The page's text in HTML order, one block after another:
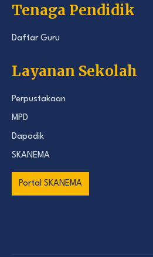
Tenaga Pendidik
Daftar Guru
Layanan Sekolah
Perpustakaan
MPD
Dapodik
SKANEMA
Portal SKANEMA